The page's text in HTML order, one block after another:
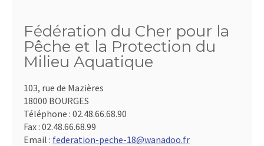
Fédération du Cher pour la
Pêche et la Protection du
Milieu Aquatique
103, rue de Mazières
18000 BOURGES
Téléphone : 02.48.66.68.90
Fax : 02.48.66.68.99
Email : federation-peche-18@wanadoo.fr